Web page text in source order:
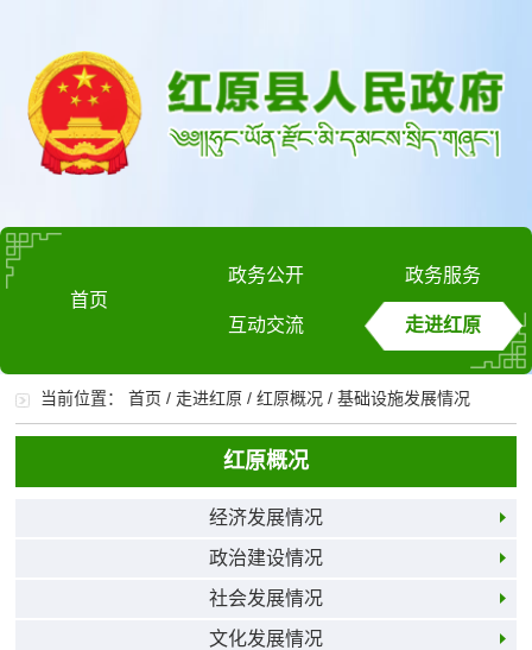
首页
政务公开 政务服务
互动交流 走进红原
当前位置：首页 /走进红原 /红原概况 /基础设施发展情况
红原概况
经济发展情况
政治建设情况
社会发展情况
文化发展情况